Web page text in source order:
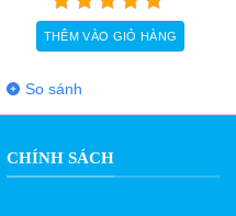
LỰA CHỌN TÙY CHỌN
biến
So sánh
CHÍNH SÁCH